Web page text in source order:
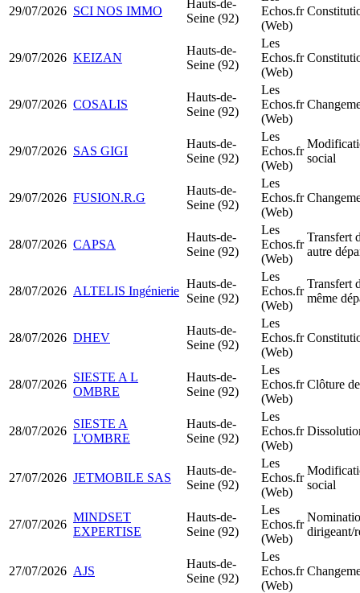
29/07/2026 SCI NOS IMMO
Hauts-de-
Seine (92)
Echos.fr
(Web)
29/07/2026 KEIZAN
Hauts-de-
Seine (92)
Les
Echos.fr
(Web)
29/07/2026 COSALIS
Hauts-de-
Seine (92)
Les
Echos.fr
(Web)
29/07/2026 SAS GIGI
Hauts-de-
Seine (92)
Les
Echos.fr
(Web)
social
29/07/2026 FUSION.R.G
Hauts-de-
Seine (92)
Les
Echos.fr
(Web)
28/07/2026 CAPSA
Hauts-de-
Seine (92)
Les
Echos.fr
(Web)
Transfert
autre
28/07/2026 ALTELIS Ingénierie
Hauts-de-
Seine (92)
Les
Echos.fr
(Web)
Transfert
même
28/07/2026 DHEV
Hauts-de-
Seine (92)
Les
Echos.fr
(Web)
28/07/2026
SIESTE A L
OMBRE
Hauts-de-
Seine (92)
Les
Echos.fr
(Web)
Clôture
28/07/2026
SIESTE A
L'OMBRE
Hauts-de-
Seine (92)
Les
Echos.fr
(Web)
27/07/2026 JETMOBILE SAS
Hauts-de-
Seine (92)
Les
Echos.fr
(Web)
social
27/07/2026
MINDSET
EXPERTISE
Hauts-de-
Seine (92)
Les
Echos.fr
(Web)
dirigeant/
27/07/2026 AJS
Hauts-de-
Seine (92)
Les
Echos.fr
(Web)